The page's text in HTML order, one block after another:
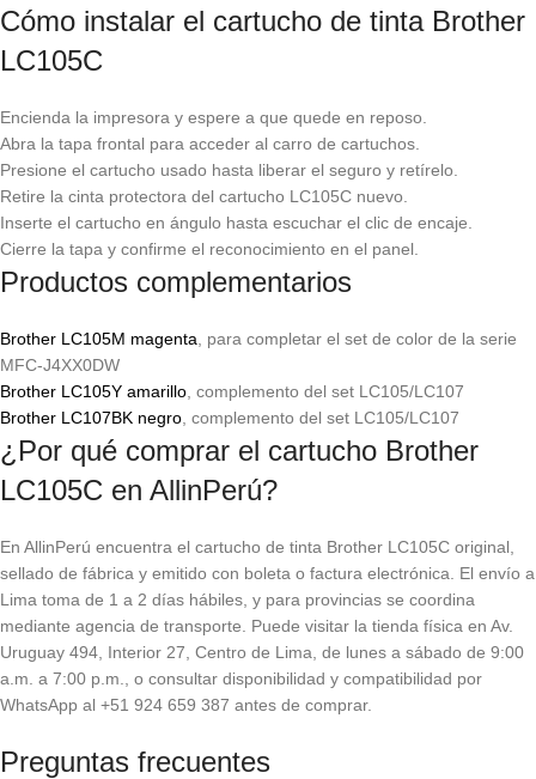
Cómo instalar el cartucho de tinta Brother
LC105C
Encienda la impresora y espere a que quede en reposo.
Abra la tapa frontal para acceder al carro de cartuchos.
Presione el cartucho usado hasta liberar el seguro y retírelo.
Retire la cinta protectora del cartucho LC105C nuevo.
Inserte el cartucho en ángulo hasta escuchar el clic de encaje.
Cierre la tapa y confirme el reconocimiento en el panel.
Productos complementarios
Brother LC105M magenta , para completar el set de color de la serie
MFC-J4XX0DW
Brother LC105Y amarillo , complemento del set LC105/LC107
Brother LC107BK negro , complemento del set LC105/LC107
¿Por qué comprar el cartucho Brother
LC105C en AllinPerú?
En AllinPerú encuentra el cartucho de tinta Brother LC105C original,
sellado de fábrica y emitido con boleta o factura electrónica. El envío a
Lima toma de 1 a 2 días hábiles, y para provincias se coordina
mediante agencia de transporte. Puede visitar la tienda física en Av.
Uruguay 494, Interior 27, Centro de Lima, de lunes a sábado de 9:00
a.m. a 7:00 p.m., o consultar disponibilidad y compatibilidad por
WhatsApp al +51 924 659 387 antes de comprar.
Preguntas frecuentes